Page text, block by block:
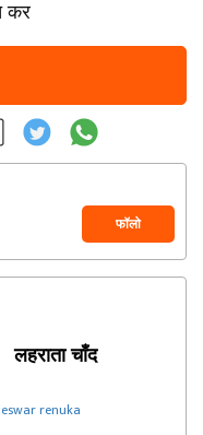
कर
फॉलो
लहराता चाँद
renuka